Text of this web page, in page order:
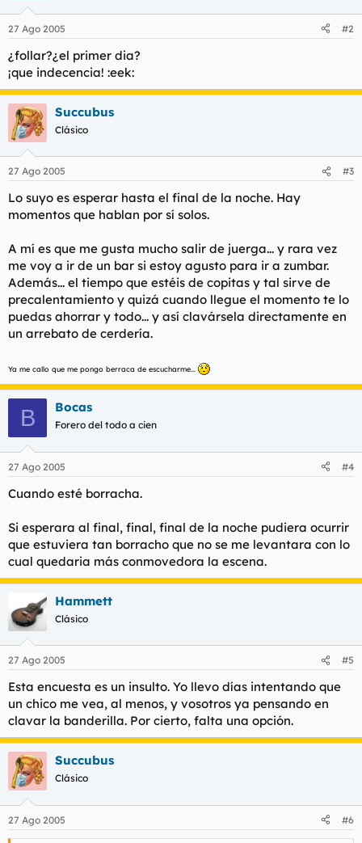
27 Ago 2005 #2
¿follar?¿el primer dia?
¡que indecencia! :eek:
Succubus
Clásico
27 Ago 2005 #3
Lo suyo es esperar hasta el final de la noche. Hay
momentos que hablan por sí solos.
A mí es que me gusta mucho salir de juerga... y rara vez
me voy a ir de un bar si estoy agusto para ir a zumbar.
Además... el tiempo que estéis de copitas y tal sirve de
precalentamiento y quizá cuando llegue el momento te lo
puedas ahorrar y todo... y así clavársela directamente en
un arrebato de cerdería.
Ya me callo que me pongo berraca de escucharme...
B Bocas
Forero del todo a cien
27 Ago 2005 #4
Cuando esté borracha.
Si esperara al final, final, final de la noche pudiera ocurrir
que estuviera tan borracho que no se me levantara con lo
cual quedaria más conmovedora la escena.
Hammett
Clásico
27 Ago 2005 #5
Esta encuesta es un insulto. Yo llevo días intentando que
un chico me vea, al menos, y vosotros ya pensando en
clavar la banderilla. Por cierto, falta una opción.
Succubus
Clásico
27 Ago 2005 #6